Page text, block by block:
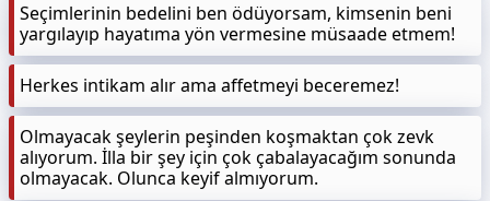
Seçimlerinin bedelini ben ödüyorsam, kimsenin beni
yargılayıp hayatıma yön vermesine müsaade etmem!
Herkes intikam alır ama affetmeyi beceremez!
Olmayacak şeylerin peşinden koşmaktan çok zevk
alıyorum. İlla bir şey için çok çabalayacağım sonunda
olmayacak. Olunca keyif almıyorum.